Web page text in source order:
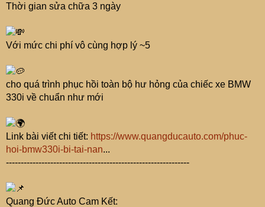
Thời gian sửa chữa 3 ngày
Với mức chi phí vô cùng hợp lý ~5
cho quá trình phục hồi toàn bộ hư hỏng của chiếc xe BMW
330i về chuẩn như mới
Link bài viết chi tiết: https://www.quangducauto.com/phuc-
hoi-bmw330i-bi-tai-nan...
--------------------------------------------------------------
Quang Đức Auto Cam Kết: